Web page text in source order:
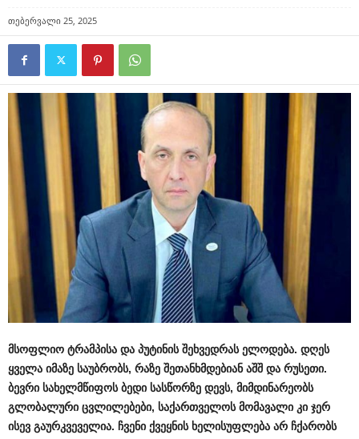
თებერვალი 25, 2025
მსოფლიო ტრამპისა და პუტინის შეხვედრას ელოდება. დღეს
ყველა იმაზე საუბრობს, რაზე შეთანხმდებიან აშშ და რუსეთი.
ბევრი სახელმწიფოს ბედი სასწორზე დევს, მიმდინარეობს
გლობალური ცვლილებები, საქართველოს მომავალი კი ჯერ
ისევ გაურკვეველია. ჩვენი ქვეყნის ხელისუფლება არ ჩქარობს